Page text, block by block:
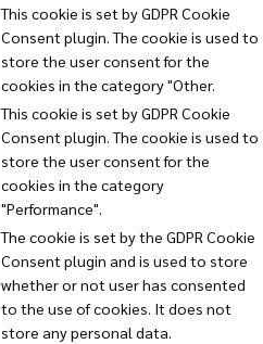
This cookie is set by GDPR Cookie
Consent plugin. The cookie is used to
store the user consent for the
cookies in the category "Other.
This cookie is set by GDPR Cookie
Consent plugin. The cookie is used to
store the user consent for the
cookies in the category
"Performance".
The cookie is set by the GDPR Cookie
Consent plugin and is used to store
whether or not user has consented
to the use of cookies. It does not
store any personal data.